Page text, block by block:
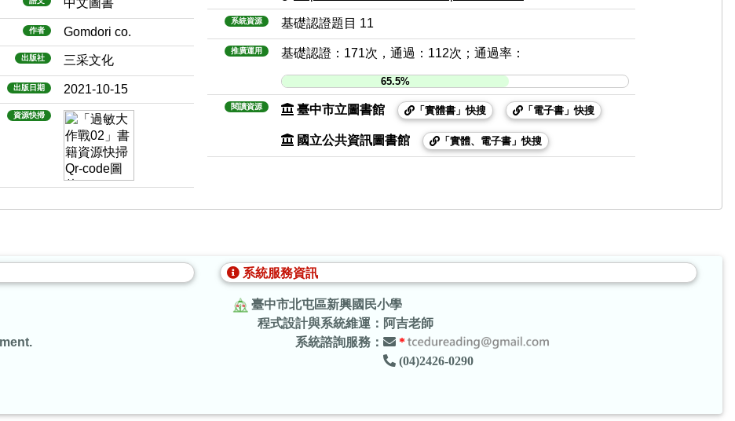
作者 Gomdori co.
出版社 三采文化
出版日期 2021-10-15
資源快掃
系統資源 基礎認證題目 11
推廣運用 基礎認證：171次，通過：112次；通過率：
65.5%
閱讀資源 臺中市立圖書館 「實體書」快搜 「電子書」快搜
國立公共資訊圖書館 「實體、電子書」快搜
系統服務資訊
臺中市北屯區新興國民小學
程式設計與系統維運：阿吉老師
系統諮詢服務：
*
(04)2426-0290